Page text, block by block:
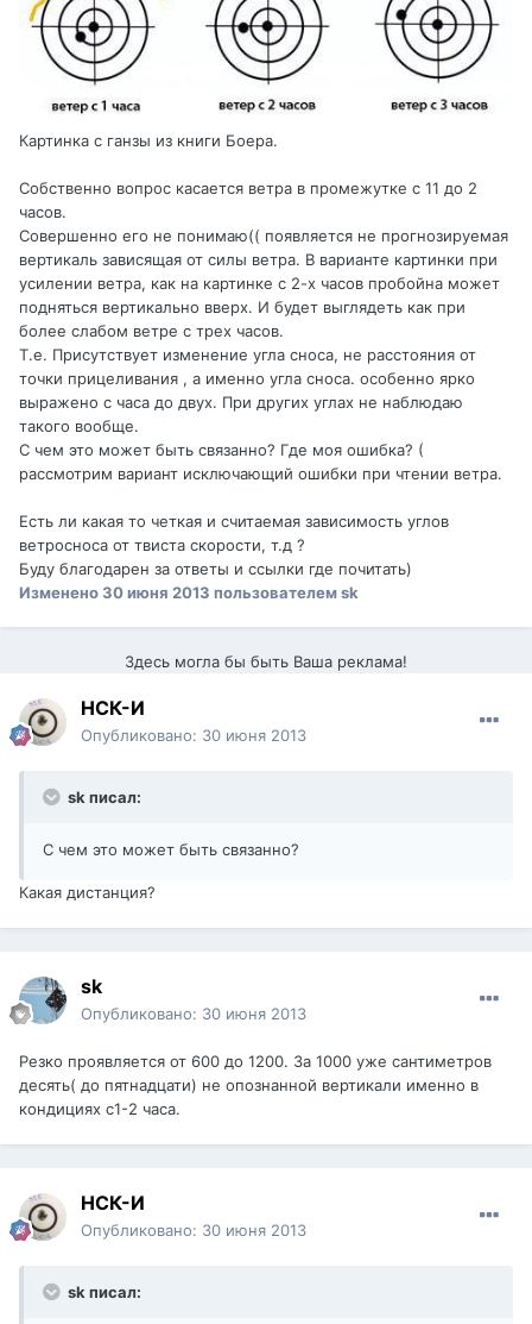
Картинка с ганзы из книги Боера.
Собственно вопрос касается ветра в промежутке с 11 до 2
часов.
Совершенно его не понимаю(( появляется не прогнозируемая
вертикаль зависящая от силы ветра. В варианте картинки при
усилении ветра, как на картинке с 2-х часов пробойна может
подняться вертикально вверх. И будет выглядеть как при
более слабом ветре с трех часов.
Т.е. Присутствует изменение угла сноса, не расстояния от
точки прицеливания , а именно угла сноса. особенно ярко
выражено с часа до двух. При других углах не наблюдаю
такого вообще.
С чем это может быть связанно? Где моя ошибка? (
рассмотрим вариант исключающий ошибки при чтении ветра.
Есть ли какая то четкая и считаемая зависимость углов
ветросноса от твиста скорости, т.д ?
Буду благодарен за ответы и ссылки где почитать)
Изменено30 июня 2013 пользователем sk
Здесь могла бы быть Ваша реклама!
НСК-И
Опубликовано: 30 июня 2013
sk писал:
С чем это может быть связанно?
Какая дистанция?
sk
Опубликовано: 30 июня 2013
Резко проявляется от 600 до 1200. За 1000 уже сантиметров
десять( до пятнадцати) не опознанной вертикали именно в
кондициях с1-2 часа.
НСК-И
Опубликовано: 30 июня 2013
sk писал: